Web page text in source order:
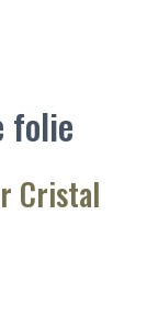
folie
Cristal